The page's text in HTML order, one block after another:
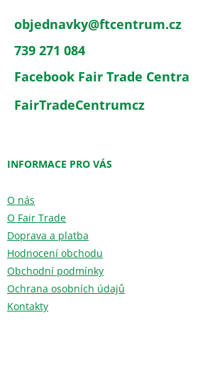
objednavky@ftcentrum.cz
739 271 084
Facebook Fair Trade Centra
FairTradeCentrumcz
INFORMACE PRO VÁS
O nás
O Fair Trade
Doprava a platba
Hodnocení obchodu
Obchodní podmínky
Ochrana osobních údajů
Kontakty